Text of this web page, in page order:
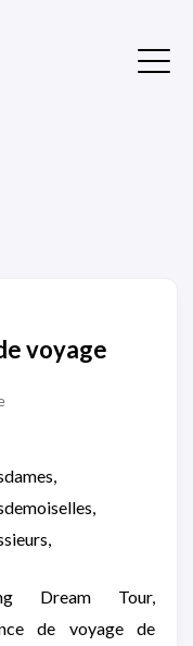
voyage
Dream Tour,
de voyage de